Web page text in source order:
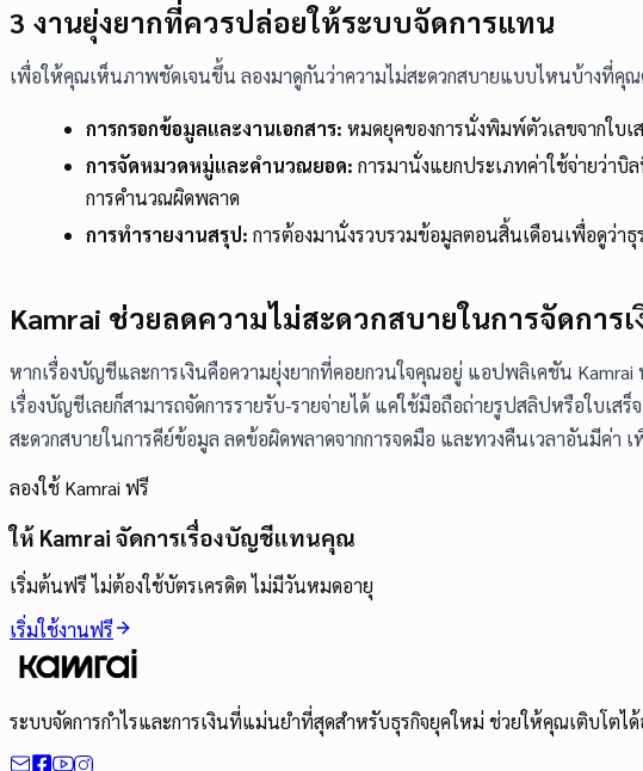
3 งานยุ่งยากที่ควรปล่อยให้ระบบจัดการแทน
เพื่อให้คุณเห็นภาพชัดเจนขึ้น ลองมาดูกันว่าความไม่สะดวกสบายแบบไหนบ้างที่คุณ
การกรอกข้อมูลและงานเอกสาร: หมดยุคของการนั่งพิมพ์ตัวเลขจากใบ
การจัดหมวดหมู่และคำนวณยอด: การมานั่งแยกประเภทค่าใช้จ่ายว่า
การคำนวณผิดพลาด
การทำรายงานสรุป: การต้องมานั่งรวบรวมข้อมูลตอนสิ้นเดือนเพื่อดูว่า
Kamrai ช่วยลดความไม่สะดวกสบายในการจัดการเ
หากเรื่องบัญชีและการเงินคือความยุ่งยากที่คอยกวนใจคุณอยู่ แอปพลิเคชัน
เรื่องบัญชีเลยก็สามารถจัดการรายรับ-รายจ่ายได้ แค่ใช้มือถือถ่ายรูปสลิปหรือใบ
สะดวกสบายในการคีย์ข้อมูล ลดข้อผิดพลาดจากการจดมือ และทวงคืนเวลาอันมีค่
ลองใช้ Kamrai ฟรี
ให้ Kamrai จัดการเรื่องบัญชีแทนคุณ
เริ่มต้นฟรี ไม่ต้องใช้บัตรเครดิต ไม่มีวันหมดอายุ
เริ่มใช้งานฟรี
ระบบจัดการกำไรและการเงินที่แม่นยำที่สุดสำหรับธุรกิจยุคใหม่ ช่วยให้คุณเติบโตได้